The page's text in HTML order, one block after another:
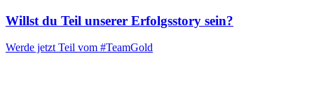
Willst du Teil unserer Erfolgsstory sein?
Werde jetzt Teil vom #TeamGold